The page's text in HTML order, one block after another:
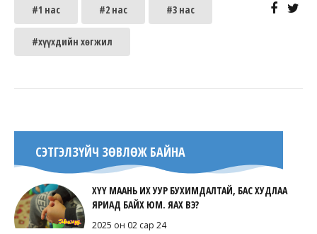
#1 нас #2 нас #3 нас
#хүүхдийн хөгжил
СЭТГЭЛЗҮЙЧ ЗӨВЛӨЖ БАЙНА
ХҮҮ МААНЬ ИХ УУР БУХИМДАЛТАЙ, БАС ХУДЛАА
ЯРИАД БАЙХ ЮМ. ЯАХ ВЭ?
2025 он 02 сар 24